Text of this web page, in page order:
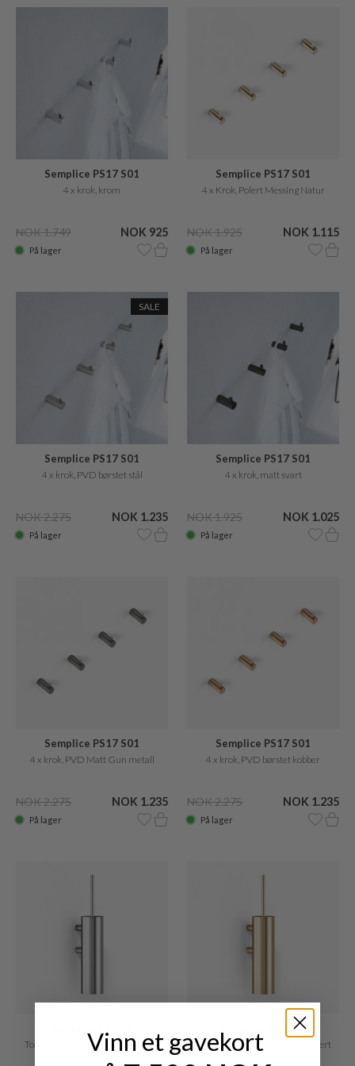
Semplice PS17 S01
4 x krok, krom
NOK 1.749 NOK 925
På lager
Semplice PS17 S01
4 x Krok, Polert Messing Natur
NOK 1.925 NOK 1.115
På lager
SALE
Semplice PS17 S01
4 x krok, PVD børstet stål
NOK 2.275 NOK 1.235
På lager
Semplice PS17 S01
4 x krok, matt svart
NOK 1.925 NOK 1.025
På lager
Semplice PS17 S01
4 x krok, PVD Matt Gun metall
NOK 2.275 NOK 1.235
På lager
Semplice PS17 S01
4 x krok, PVD børstet kobber
NOK 2.275 NOK 1.235
På lager
Toalettbørste Veggmontert, Krom
Semplice PS33W
Toalettbørste Veggmontert, Polert
Vinn et gavekort